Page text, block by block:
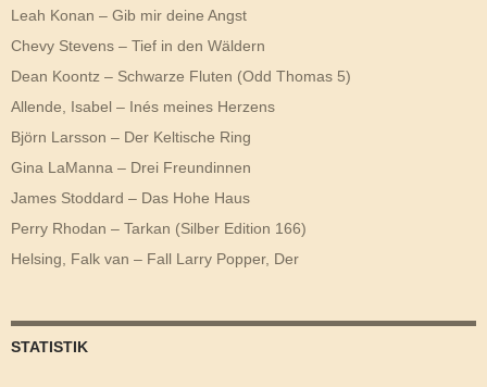
Leah Konan – Gib mir deine Angst
Chevy Stevens – Tief in den Wäldern
Dean Koontz – Schwarze Fluten (Odd Thomas 5)
Allende, Isabel – Inés meines Herzens
Björn Larsson – Der Keltische Ring
Gina LaManna – Drei Freundinnen
James Stoddard – Das Hohe Haus
Perry Rhodan – Tarkan (Silber Edition 166)
Helsing, Falk van – Fall Larry Popper, Der
STATISTIK